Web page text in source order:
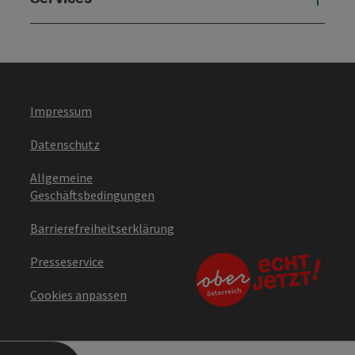
Impressum
Datenschutz
Allgemeine
Geschäftsbedingungen
Barrierefreiheitserklärung
Presseservice
Cookies anpassen